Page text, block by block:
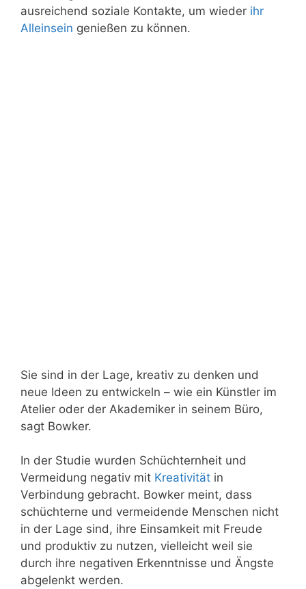
ausreichend soziale Kontakte, um wieder ihr
Alleinsein genießen zu können.
Sie sind in der Lage, kreativ zu denken und
neue Ideen zu entwickeln – wie ein Künstler im
Atelier oder der Akademiker in seinem Büro,
sagt Bowker.
In der Studie wurden Schüchternheit und
Vermeidung negativ mit Kreativität in
Verbindung gebracht. Bowker meint, dass
schüchterne und vermeidende Menschen nicht
in der Lage sind, ihre Einsamkeit mit Freude
und produktiv zu nutzen, vielleicht weil sie
durch ihre negativen Erkenntnisse und Ängste
abgelenkt werden.